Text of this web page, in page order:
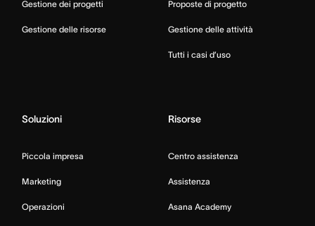
Gestione dei progetti
Gestione delle risorse
Proposte di progetto
Gestione delle attività
Tutti i casi d’uso
Soluzioni
Piccola impresa
Marketing
Operazioni
Risorse
Centro assistenza
Assistenza
Asana Academy